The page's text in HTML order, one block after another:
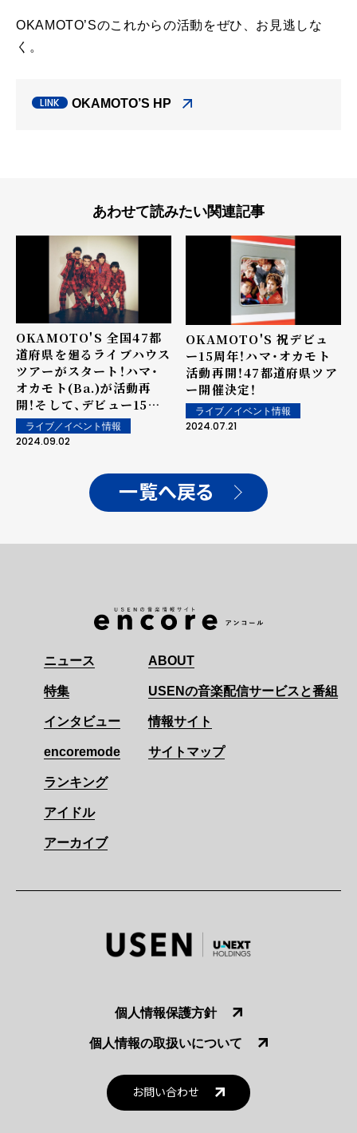
OKAMOTO’Sのこれからの活動をぜひ、お見逃しな
く。
OKAMOTO’S HP
あわせて読みたい関連記事
OKAMOTO'S 全国47都
道府県を廻るライブハウス
ツアーがスタート！ハマ・
オカモト(Ba.)が活動再
開！そして、デビュー15周
年10枚目となるオリジナ
ルアルバム 「4EVER」を
(オフィシャルライブレポ
ライブ／イベント情報
2024.09.02
OKAMOTO'S 祝デビュ
ー15周年！ハマ・オカモト
活動再開！47都道府県ツア
ー開催決定！
ライブ／イベント情報
2024.07.21
一覧へ戻る
ニュース
特集
インタビュー
encoremode
ランキング
アイドル
アーカイブ
ABOUT
USENの音楽配信サービスと番組
情報サイト
サイトマップ
個人情報保護方針
個人情報の取扱いについて
お問い合わせ